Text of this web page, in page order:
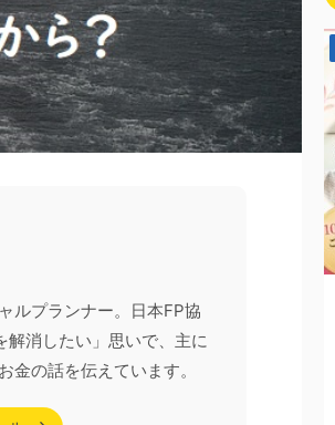
ルプランナー。日本FP協
消したい」思いで、主に
金の話を伝えています。
様の声 家計相談
版）セミナーを開催しました
、「いくらまで働ける？60代以降の年収の壁
年版）」をテーマにセミナーへ登壇しまし
に関する話題が中心で、現役世代向けの情報を